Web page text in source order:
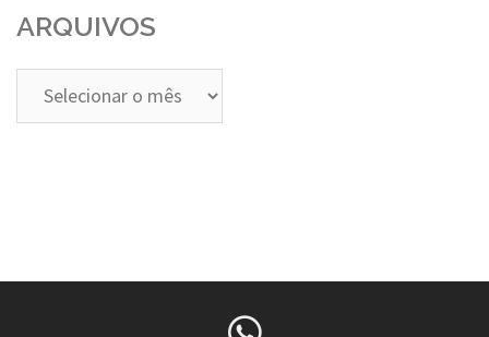
ARQUIVOS
Arquivos